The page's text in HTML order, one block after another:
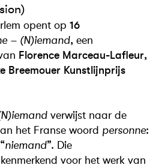
opent op 16
– (N)iemand, een
Florence Marceau-Lafleur,
Breemouer Kunstlijnprijs
verwijst naar de
het Franse woord personne:
niemand”. Die
voor het werk van